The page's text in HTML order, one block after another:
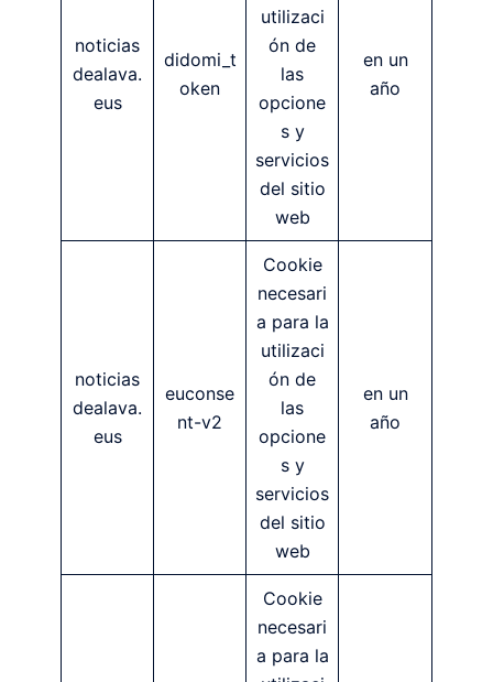
noticias
dealava.
eus
didomi_t
oken
utilizaci
ón de
las
opcione
s y
servicios
del sitio
web
en un
año
noticias
dealava.
eus
euconse
nt-v2
Cookie
necesari
a para la
utilizaci
ón de
las
opcione
s y
servicios
del sitio
web
en un
año
Cookie
necesari
a para la